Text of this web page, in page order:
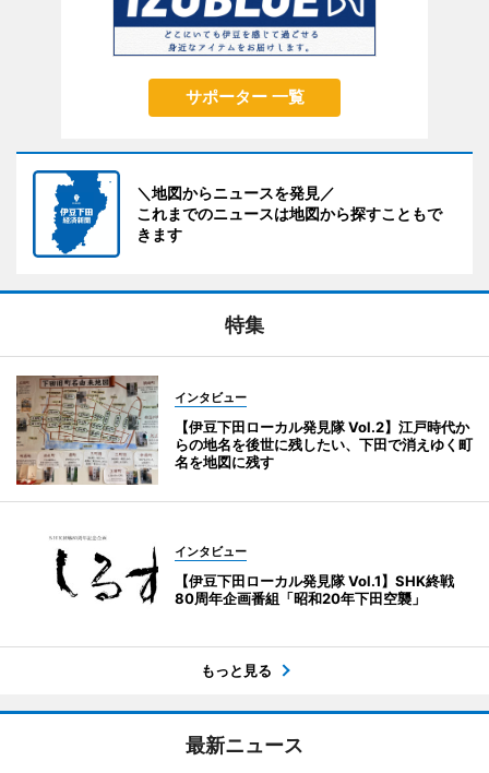
サポーター 一覧
＼地図からニュースを発見／
これまでのニュースは地図から探すこともで
きます
特集
インタビュー
【伊豆下田ローカル発見隊 Vol.2】江戸時代か
らの地名を後世に残したい、下田で消えゆく町
名を地図に残す
インタビュー
【伊豆下田ローカル発見隊 Vol.1】SHK終戦
80周年企画番組「昭和20年下田空襲」
もっと見る
最新ニュース